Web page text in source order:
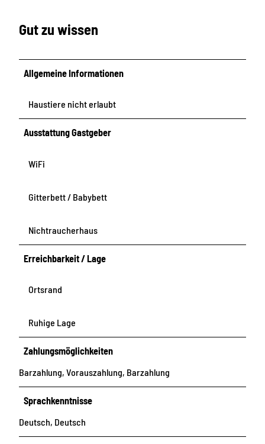
Gut zu wissen
Allgemeine Informationen
Haustiere nicht erlaubt
Ausstattung Gastgeber
WiFi
Gitterbett / Babybett
Nichtraucherhaus
Erreichbarkeit / Lage
Ortsrand
Ruhige Lage
Zahlungsmöglichkeiten
Barzahlung, Vorauszahlung, Barzahlung
Sprachkenntnisse
Deutsch, Deutsch